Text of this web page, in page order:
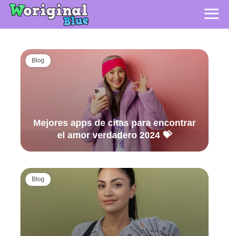
Blog
Mejores apps de citas para encontrar
el amor verdadero 2024 💝
Blog